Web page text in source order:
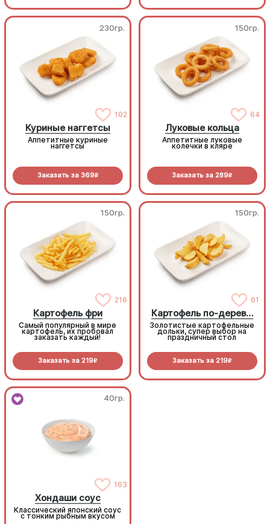
230гр.
102
Куриные наггетсы
Аппетитные куриные
наггетсы
Заказать за 369R
150гр.
64
Луковые кольца
Аппетитные луковые
колечки в кляре
Заказать за 289R
150гр.
216
Картофель фри
Самый популярный в мире
картофель, их пробовал
заказать каждый!
Заказать за 219R
150гр.
61
Картофель по-деревенски
Золотистые картофельные
дольки, супер выбор на
праздничный стол
Заказать за 219R
40гр.
163
Хондаши соус
Классический японский соус
с тонким рыбным вкусом